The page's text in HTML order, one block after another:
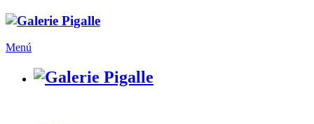
Menú